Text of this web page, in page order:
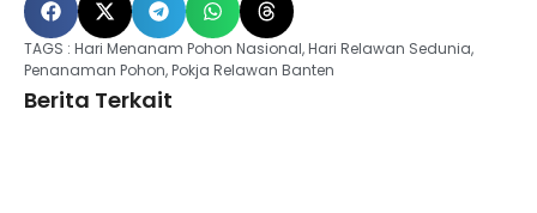
TAGS : Hari Menanam Pohon Nasional,Hari Relawan Sedunia,
Penanaman Pohon,Pokja Relawan Banten
Berita Terkait